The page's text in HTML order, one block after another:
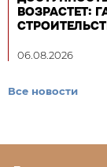
ВОЗРАСТЕТ:
06.08.2026
Все новости